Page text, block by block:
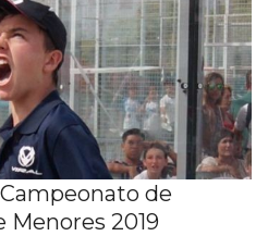
de
Menores 2019